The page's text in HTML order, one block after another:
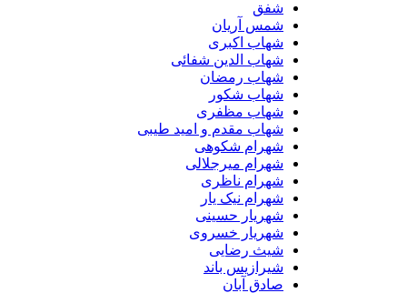
شمس آریان
شهاب اکبری
شهاب الدین شفائی
شهاب رمضان
شهاب شکور
شهاب مظفری
شهاب مقدم و امید طیبی
شهرام شکوهی
شهرام میرجلالی
شهرام ناظری
شهرام نیک یار
شهریار حسینی
شهریار خسروی
شیث رضایی
شیرازیس باند
صادق آبان